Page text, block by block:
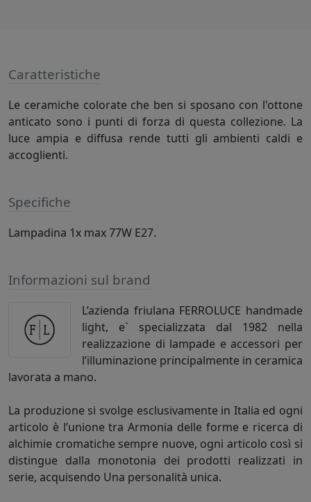
Caratteristiche
Le ceramiche colorate che ben si sposano con l'ottone
anticato sono i punti di forza di questa collezione. La
luce ampia e diffusa rende tutti gli ambienti caldi e
accoglienti.
Specifiche
Lampadina 1x max 77W E27.
Informazioni sul brand
L’azienda friulana FERROLUCE handmade
light, e` specializzata dal 1982 nella
realizzazione di lampade e accessori per
l’illuminazione principalmente in ceramica
lavorata a mano.
La produzione si svolge esclusivamente in Italia ed ogni
articolo è l’unione tra Armonia delle forme e ricerca di
alchimie cromatiche sempre nuove, ogni articolo così si
distingue dalla monotonia dei prodotti realizzati in
serie, acquisendo Una personalità unica.